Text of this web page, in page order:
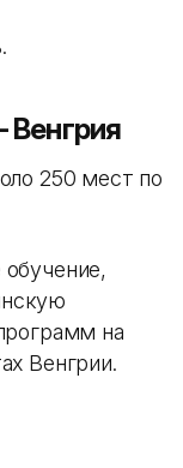
250 мест по
на
Венгрии.